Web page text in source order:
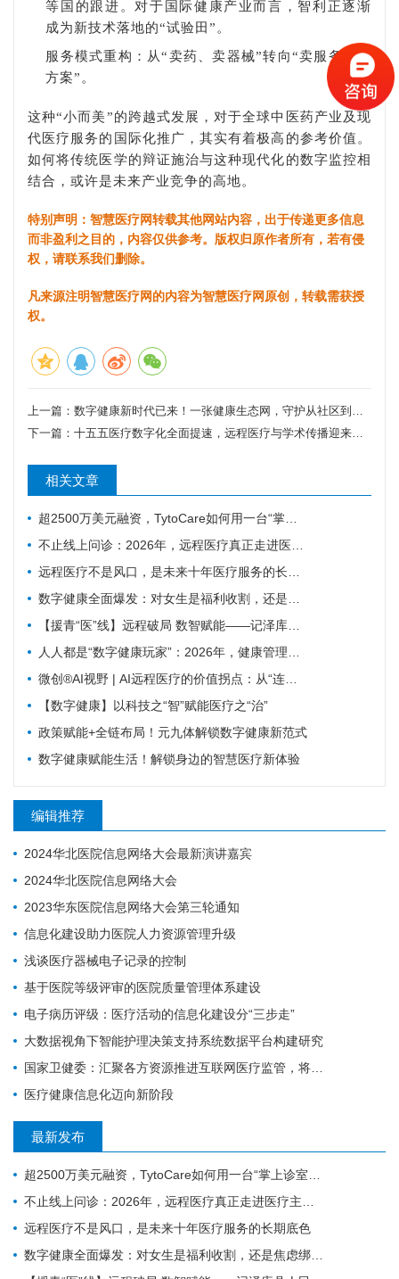
等国的跟进。对于国际健康产业而言，智利正逐渐
成为新技术落地的“试验田”。
服务模式重构：从“卖药、卖器械”转向“卖服务、卖
方案”。
这种“小而美”的跨越式发展，对于全球中医药产业及现
代医疗服务的国际化推广，其实有着极高的参考价值。
如何将传统医学的辩证施治与这种现代化的数字监控相
结合，或许是未来产业竞争的高地。
特别声明：智慧医疗网转载其他网站内容，出于传递更多信息
而非盈利之目的，内容仅供参考。版权归原作者所有，若有侵
权，请联系我们删除。
凡来源注明智慧医疗网的内容为智慧医疗网原创，转载需获授
权。
上一篇： 数字健康新时代已来！一张健康生态网，守护从社区到全国的每一个人
下一篇： 十五五医疗数字化全面提速，远程医疗与学术传播迎来全新发展机遇
相关文章
超2500万美元融资，TytoCare如何用一台“掌上诊室”重塑远程医疗
不止线上问诊：2026年，远程医疗真正走进医疗主赛道
远程医疗不是风口，是未来十年医疗服务的长期底色
数字健康全面爆发：对女生是福利收割，还是焦虑绑架？
【援青“医”线】远程破局 数智赋能——记泽库县人民医院构建远程医疗体系筑牢高原健康防线
人人都是“数字健康玩家”：2026年，健康管理彻底变天了
微创®AI视野 | AI远程医疗的价值拐点：从“连接”到“理解”MicroPort微创动态
【数字健康】以科技之“智”赋能医疗之“治”
政策赋能+全链布局！元九体解锁数字健康新范式
数字健康赋能生活！解锁身边的智慧医疗新体验
编辑推荐
2024华北医院信息网络大会最新演讲嘉宾
2024华北医院信息网络大会
2023华东医院信息网络大会第三轮通知
信息化建设助力医院人力资源管理升级
浅谈医疗器械电子记录的控制
基于医院等级评审的医院质量管理体系建设
电子病历评级：​医疗活动的信息化建设分“三步走”
大数据视角下智能护理决策支持系统数据平台构建研究
国家卫健委：汇聚各方资源推进互联网医疗监管，将建全国统一的电子健康档案
医疗健康信息化迈向新阶段
最新发布
超2500万美元融资，TytoCare如何用一台“掌上诊室”重塑远程医疗
不止线上问诊：2026年，远程医疗真正走进医疗主赛道
远程医疗不是风口，是未来十年医疗服务的长期底色
数字健康全面爆发：对女生是福利收割，还是焦虑绑架？